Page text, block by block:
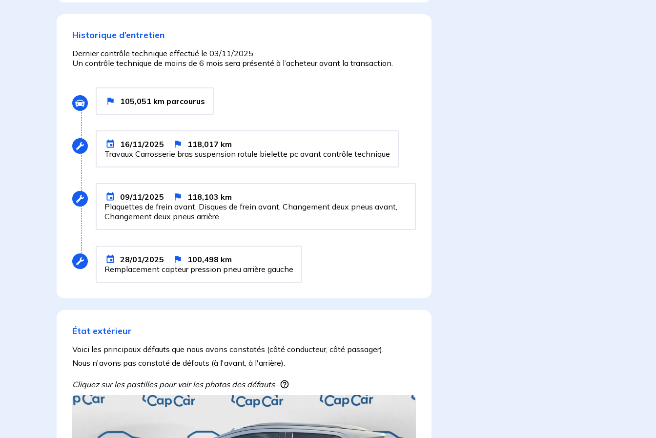
Historique d’entretien
Dernier contrôle technique effectué le 03/11/2025
Un contrôle technique de moins de 6 mois sera présenté à l’acheteur avant la transaction.
105,051 km parcourus
16/11/2025 118,017 km
Travaux Carrosserie bras suspension rotule bielette pc avant contrôle technique
09/11/2025 118,103 km
Plaquettes de frein avant, Disques de frein avant, Changement deux pneus avant,
Changement deux pneus arrière
28/01/2025 100,498 km
Remplacement capteur pression pneu arrière gauche
État extérieur
Voici les principaux défauts que nous avons constatés (côté conducteur, côté passager).
Nous n'avons pas constaté de défauts (à l'avant, à l'arrière).
Cliquez sur les pastilles pour voir les photos des défauts